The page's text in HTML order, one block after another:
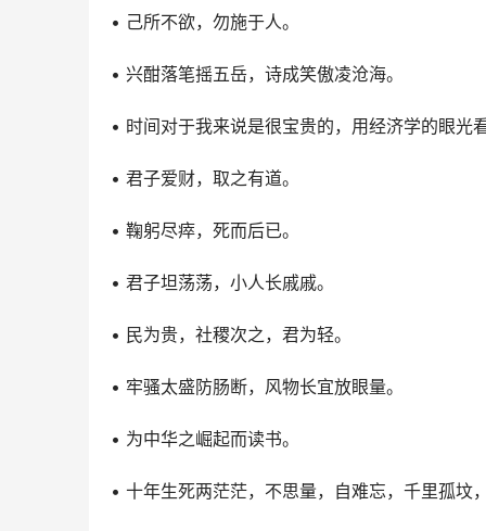
• 己所不欲，勿施于人。
• 兴酣落笔摇五岳，诗成笑傲凌沧海。
• 时间对于我来说是很宝贵的，用经济学的眼光
• 君子爱财，取之有道。
• 鞠躬尽瘁，死而后已。
• 君子坦荡荡，小人长戚戚。
• 民为贵，社稷次之，君为轻。
• 牢骚太盛防肠断，风物长宜放眼量。
• 为中华之崛起而读书。
• 十年生死两茫茫，不思量，自难忘，千里孤坟